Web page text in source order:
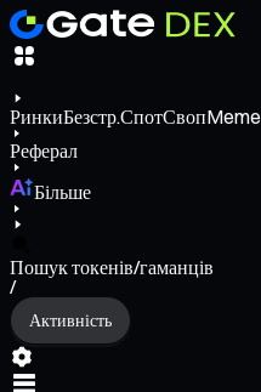
РинкиБезстр.СпотСвопMeme
Реферал
Більше
Пошук токенів/гаманців
/
Активність